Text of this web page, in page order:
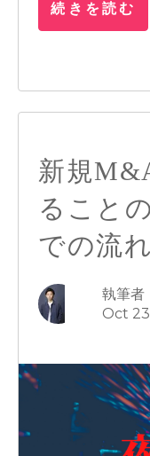
続きを読む
新規
ること
での流
執筆者
Oct